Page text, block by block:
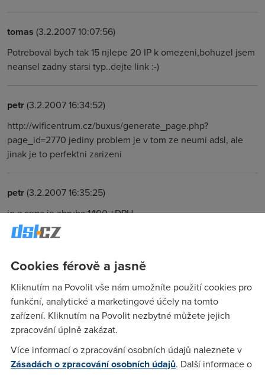
tomas (3.2.2007 10:07:56)
Potreboval bych tak 15 njlepe 20 IP k omezeni,bohuzel jsem
neansel zadny starsi typ..dejte link :-)
petr(3.2.2007 16:34:52)
http://wificentrum.cz/buxus/generate_page.php?
page_id=2770 jediny problem je v tom ze neumi adsl, ale
jinak je to perfektni zarizeni
petr(3.2.2007 16:35:25)
jo a cena je zhruba 1400 +DPH
By bylo nejaky moc levny :o))))
petr(3.2.2007 19:03:39)
proc myslis?? se zaregistruj a uvidis, jinak mam na nich
postavenou celou sit a nemuzu i stezovat, ono je taky
problem v tom ze u Asusu platis hodne za znacku a ne za to
Cookies férově a jasně
Kliknutím na Povolit vše nám umožníte použití cookies pro
funkční, analytické a marketingové účely na tomto
zařízení. Kliknutím na Povolit nezbytné můžete jejich
zpracování úplně zakázat.
Více informací o zpracování osobních údajů naleznete v
Zásadách o zpracování osobních údajů. Další informace o